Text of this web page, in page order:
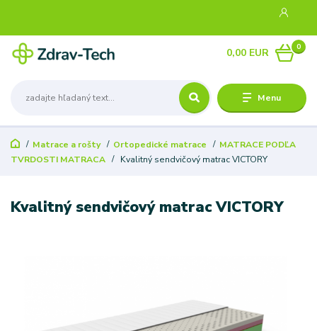
Menu
0
0,00 EUR
Matrace a rošty Ortopedické matrace
MATRACE PODĽA
TVRDOSTI MATRACA
Kvalitný sendvičový matrac VICTORY
Kvalitný sendvičový matrac VICTORY